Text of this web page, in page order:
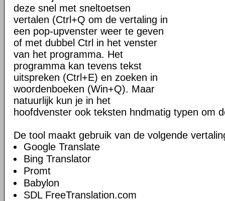
deze snel met sneltoetsen
vertalen (Ctrl+Q om de vertaling in
een pop-upvenster weer te geven
of met dubbel Ctrl in het venster
van het programma. Het
programma kan tevens tekst
uitspreken (Ctrl+E) en zoeken in
woordenboeken (Win+Q). Maar
natuurlijk kun je in het
hoofdvenster ook teksten hndmatig typen om
De tool maakt gebruik van de volgende
Google Translate
Bing Translator
Promt
Babylon
SDL FreeTranslation.com